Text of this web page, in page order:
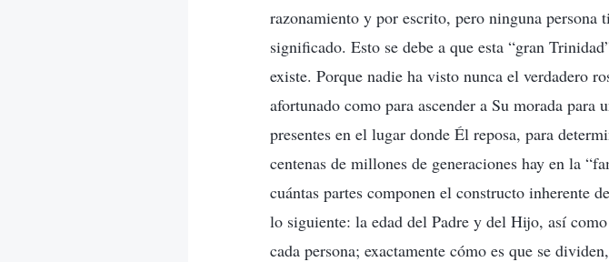
razonamiento y por escrito, pero ninguna persona
significado. Esto se debe a que esta “gran
existe. Porque nadie ha visto nunca el verdadero
afortunado como para ascender a Su morada para
presentes en el lugar donde Él reposa, para
centenas de millones de generaciones hay en la
cuántas partes componen el constructo inherente
lo siguiente: la edad del Padre y del Hijo, así
cada persona; exactamente cómo es que se